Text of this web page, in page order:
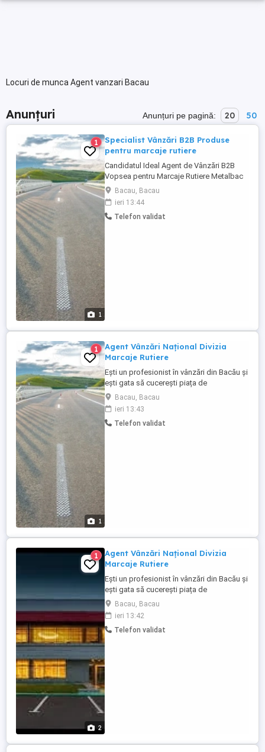
Locuri de munca Agent vanzari Bacau
Anunțuri Anunțuri pe pagină: 20 50
1
1
Specialist Vânzări B2B Produse
pentru marcaje rutiere
Candidatul Ideal Agent de Vânzări B2B
Vopsea pentru Marcaje Rutiere Metalbac
& Farbe, producător de vopsele pentru
marcaje rutiere, își extinde echipa și
recrutează Agent de Vânzări B2B cu
experiență. Cerințe: Experiență minim 5 ani
Bacau, Bacau
ieri 13:44
Telefon validat
1
1
Agent Vânzări Național Divizia
Marcaje Rutiere
Ești un profesionist în vânzări din Bacău și
ești gata să cucerești piața de
infrastructură la nivel național? Căutăm un
coleg activ și dornic de deplasări pentru
promovarea soluțiilor noastre
profesionale de marcaj rutier (vopsele
Bacau, Bacau
ieri 13:43
Telefon validat
2
1
Agent Vânzări Național Divizia
Marcaje Rutiere
Ești un profesionist în vânzări din Bacău și
ești gata să cucerești piața de
infrastructură la nivel național? Căutăm un
coleg activ și dornic de deplasări pentru
promovarea soluțiilor noastre
profesionale de marcaj rutier (vopsele
Bacau, Bacau
ieri 13:42
Telefon validat